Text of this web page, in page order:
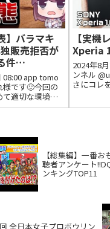
】バラマキ
販売拒否が
件
08:00 app tomo
です🙂今回の
て適切な環境に
いです🙂解説
14:46 いいね4件
【実機
Xperia
2024年8
ンネル
さにコレ
【総集編】一番
聴者アンケート
ンキングTOP11
全日本女子プロボウリン